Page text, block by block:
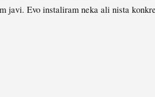
javi. Evo instaliram neka ali nista